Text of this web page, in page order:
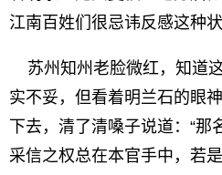
江南百姓们很忌讳反感这种状
苏州知州老脸微红，知道
实不妥，但看着明兰石的眼
下去，清了清嗓子说道：“
采信之权总在本官手中，若